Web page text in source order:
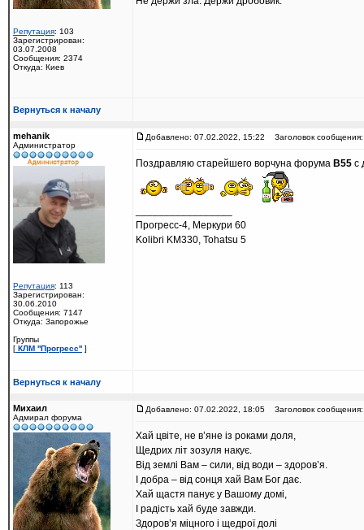
Репутация: 103
Зарегистрирован:
03.07.2008
Сообщения: 2374
Откуда: Киев
Вернуться к началу
mehanik
Администратор
Репутация: 113
Зарегистрирован:
30.06.2010
Сообщения: 7147
Откуда: Запорожье
Группы
[ КЛМ ''Прогресс'' ]
Добавлено: 07.02.2022, 15:22 Заголовок сообщения:
Поздравляю старейшего ворчуна форума В55 с
Прогресс-4, Меркури 60
Kolibri KM330, Tohatsu 5
Вернуться к началу
Михаил
Адмирал форума
Добавлено: 07.02.2022, 18:05 Заголовок сообщения:
Хай цвіте, не в’яне із роками доля,
Щедрих літ зозуля накує.
Від землі Вам – сили, від води – здоров’я.
І добра – від сонця хай Вам Бог дає.
Хай щастя панує у Вашому домі,
І радість хай буде завжди.
Здоров’я міцного і щедрої долі